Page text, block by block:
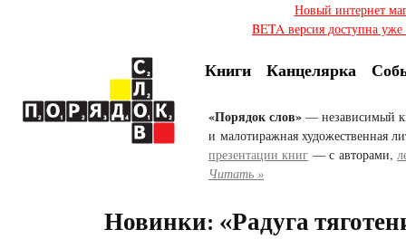
Новый интернет
BETA версия доступна
Книги Канцелярка
«Порядок слов» — независимый
и малотиражная художественная
презентации книг — с авторами,
Читать »
Новинки: «Радуга